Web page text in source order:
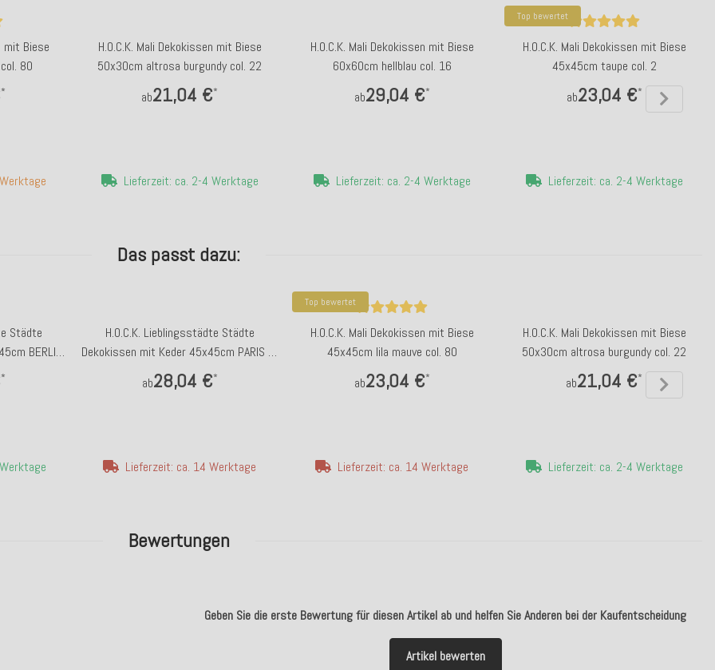
Bewertungen
Geben Sie die erste Bewertung für diesen Artikel ab und helfen Sie Anderen bei der Kaufentscheidung
Artikel bewerten
mit Biese
80
*
H.O.C.K. Mali Dekokissen mit Biese
50x30cm altrosa burgundy col. 22
ab21,04 €*
Lieferzeit: ca. 2-4 Werktage
H.O.C.K. Mali Dekokissen mit Biese
60x60cm hellblau col. 16
ab29,04 €*
Lieferzeit: ca. 2-4 Werktage
Top bewertet
H.O.C.K. Mali Dekokissen mit Biese
45x45cm taupe col. 2
ab23,04 €*
Lieferzeit: ca. 2-4 Werktage
Das passt dazu:
Städte
BERLIN
*
H.O.C.K. Lieblingsstädte Städte
Dekokissen mit Keder 45x45cm PARIS by
Anna Flores
ab28,04 €*
Lieferzeit: ca. 14 Werktage
Top bewertet
H.O.C.K. Mali Dekokissen mit Biese
45x45cm lila mauve col. 80
ab23,04 €*
Lieferzeit: ca. 14 Werktage
H.O.C.K. Mali Dekokissen mit Biese
50x30cm altrosa burgundy col. 22
ab21,04 €*
Lieferzeit: ca. 2-4 Werktage